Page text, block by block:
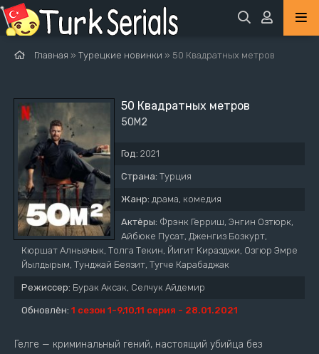
Главная » Турецкие новинки » 50 Квадратных метров
50 Квадратных метров
50M2
Год: 2021
Страна: Турция
Жанр: драма, комедия
Актёры: Фрэнк Герриш, Энгин Озтюрк,
Айбюке Пусат, Дженгиз Бозкурт,
Кюршат Алныачык, Толга Текин, Йигит Киразджи, Озгюр Эмре
Йылдырым, Тунджай Беязит, Тугче Карабаджак
Режиссер: Бурак Аксак, Селчук Айдемир
Обновлён: 1 сезон 1-9,10,11 серия - 28.01.2021
Гелге — криминальный гений, настоящий убийца без